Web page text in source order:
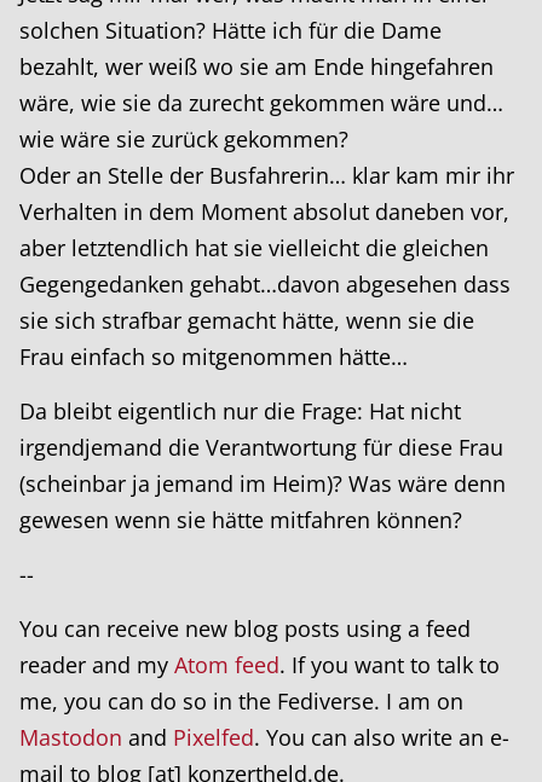
solchen Situation? Hätte ich für die Dame
bezahlt, wer weiß wo sie am Ende hingefahren
wäre, wie sie da zurecht gekommen wäre und…
wie wäre sie zurück gekommen?
Oder an Stelle der Busfahrerin… klar kam mir ihr
Verhalten in dem Moment absolut daneben vor,
aber letztendlich hat sie vielleicht die gleichen
Gegengedanken gehabt…davon abgesehen dass
sie sich strafbar gemacht hätte, wenn sie die
Frau einfach so mitgenommen hätte…
Da bleibt eigentlich nur die Frage: Hat nicht
irgendjemand die Verantwortung für diese Frau
(scheinbar ja jemand im Heim)? Was wäre denn
gewesen wenn sie hätte mitfahren können?
--
You can receive new blog posts using a feed
reader and my Atom feed. If you want to talk to
me, you can do so in the Fediverse. I am on
Mastodon and Pixelfed. You can also write an e-
mail to blog [at] konzertheld.de.